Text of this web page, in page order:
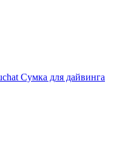
Сумка для дайвинга